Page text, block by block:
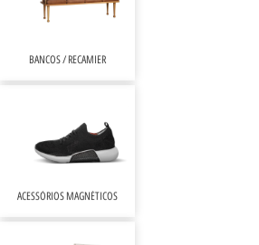
ACESSÓRIOS MAGNÉTICOS
BANCOS / RECAMIER